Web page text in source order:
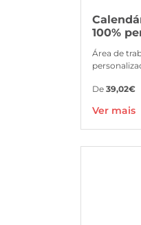
100%
Área de
De 39,02€
Ver mais
Ver mais